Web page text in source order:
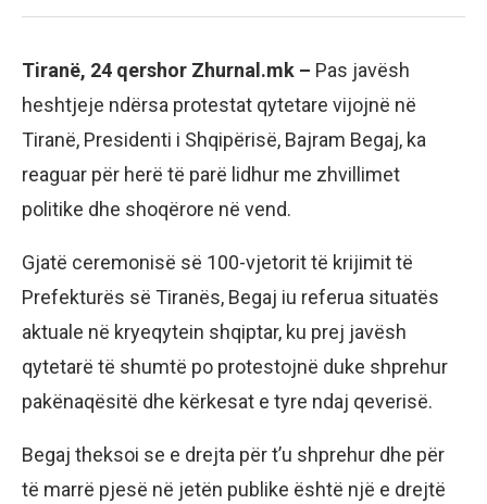
Tiranë, 24 qershor Zhurnal.mk – Pas javësh
heshtjeje ndërsa protestat qytetare vijojnë në
Tiranë, Presidenti i Shqipërisë, Bajram Begaj, ka
reaguar për herë të parë lidhur me zhvillimet
politike dhe shoqërore në vend.
Gjatë ceremonisë së 100-vjetorit të krijimit të
Prefekturës së Tiranës, Begaj iu referua situatës
aktuale në kryeqytein shqiptar, ku prej javësh
qytetarë të shumtë po protestojnë duke shprehur
pakënaqësitë dhe kërkesat e tyre ndaj qeverisë.
Begaj theksoi se e drejta për t’u shprehur dhe për
të marrë pjesë në jetën publike është një e drejtë